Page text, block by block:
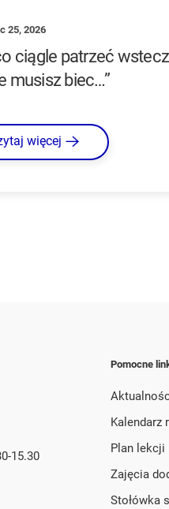
25, 2026
ciągle patrzeć
musisz biec…”
więcej
15.30
Pomocne
Kalendarz
Plan lekcji
Zajęcia
Stołówka